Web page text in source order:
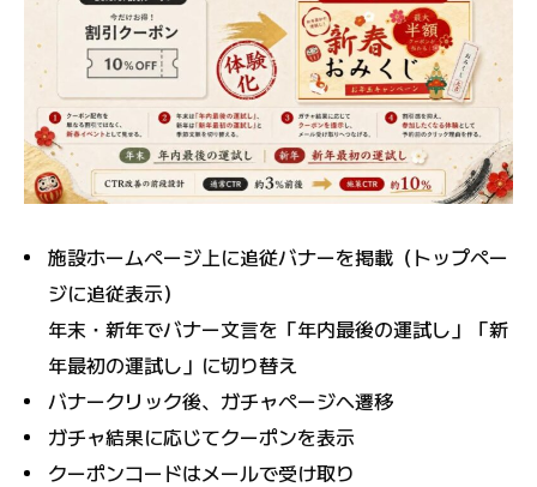
施設ホームページ上に追従バナーを掲載（トップペー
ジに追従表示）
年末・新年でバナー文言を「年内最後の運試し」「新
年最初の運試し」に切り替え
バナークリック後、ガチャページへ遷移
ガチャ結果に応じてクーポンを表示
クーポンコードはメールで受け取り